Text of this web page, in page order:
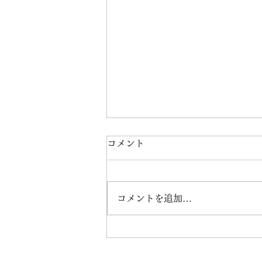
バレエの贈りもの・秋～pour
コメント
コメントを追加…